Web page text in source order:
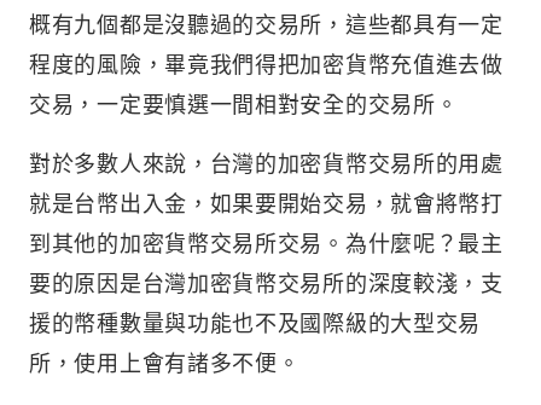
概有九個都是沒聽過的交易所，這些都具有一定
程度的風險，畢竟我們得把加密貨幣充值進去做
交易，一定要慎選一間相對安全的交易所。
對於多數人來說，台灣的加密貨幣交易所的用處
就是台幣出入金，如果要開始交易，就會將幣打
到其他的加密貨幣交易所交易。為什麼呢？最主
要的原因是台灣加密貨幣交易所的深度較淺，支
援的幣種數量與功能也不及國際級的大型交易
所，使用上會有諸多不便。